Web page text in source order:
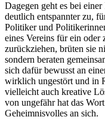
Dagegen geht es bei
deutlich entspannter zu,
Politiker und
eines Vereins für ein
zurückziehen, brüten sie
sondern beraten
sich dafür bewusst an
wirklich ungestört und in
vielleicht auch kreative
von ungefähr hat das
Geheimnisvolles an sich.